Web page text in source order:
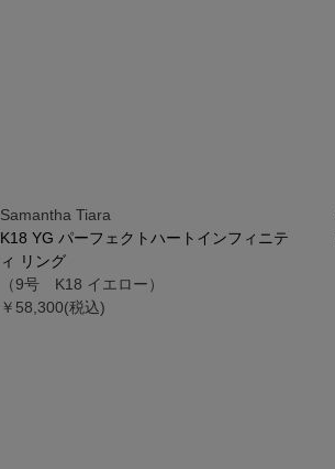
Samantha Tiara
K18 YG パーフェクトハートインフィニテ
ィ リング
（9号 K18 イエロー）
￥58,300(税込)